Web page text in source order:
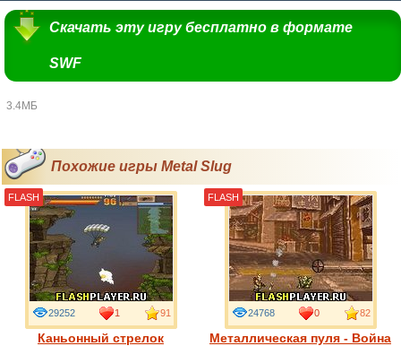
Скачать эту игру бесплатно в формате
SWF
3.4МБ
Похожие игры Metal Slug
Каньонный стрелок
29252 1 91
FLASH
Металлическая пуля - Война
24768 0 82
FLASH